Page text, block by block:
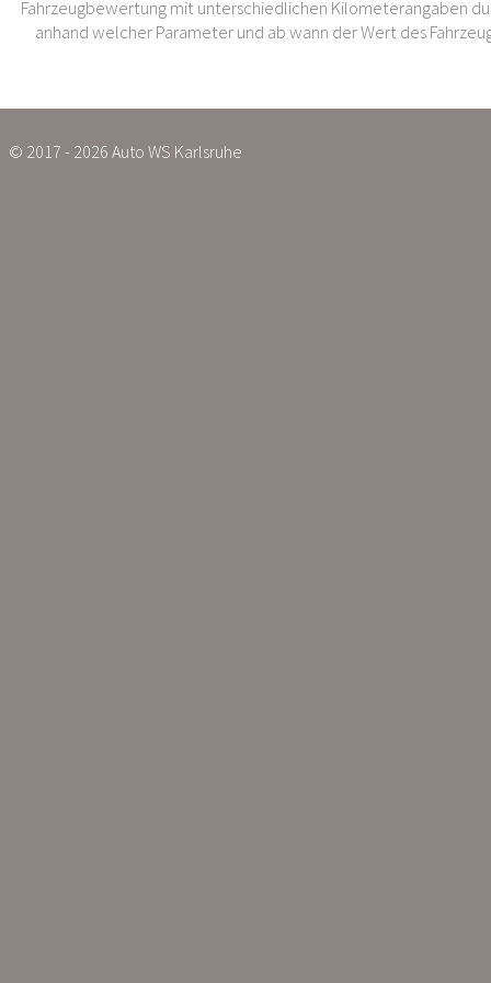
Fahrzeugbewertung mit unterschiedlichen Kilometerangaben
anhand welcher Parameter und ab wann der Wert des
© 2017 - 2026 Auto WS Karlsruhe